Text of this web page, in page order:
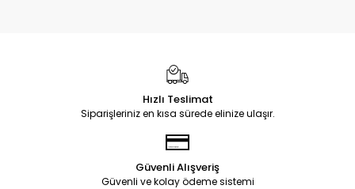
Hızlı Teslimat
Siparişleriniz en kısa sürede elinize ulaşır.
Güvenli Alışveriş
Güvenli ve kolay ödeme sistemi